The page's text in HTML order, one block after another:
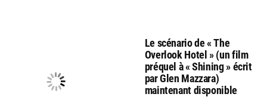
Le scénario de « The
Overlook Hotel » (un film
préquel à « Shining » écrit
par Glen Mazzara)
maintenant disponible